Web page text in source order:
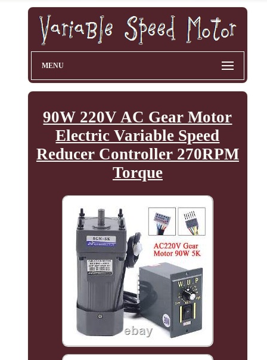
MENU
90W 220V AC Gear Motor
Electric Variable Speed
Reducer Controller 270RPM
Torque